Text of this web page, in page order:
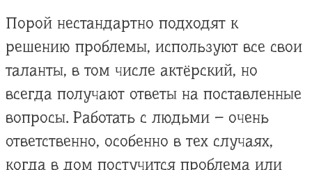
Порой нестандартно подходят к
решению проблемы, используют все свои
таланты, в том числе актёрский, но
всегда получают ответы на поставленные
вопросы. Работать с людьми – очень
ответственно, особенно в тех случаях,
когда в дом постучится проблема или